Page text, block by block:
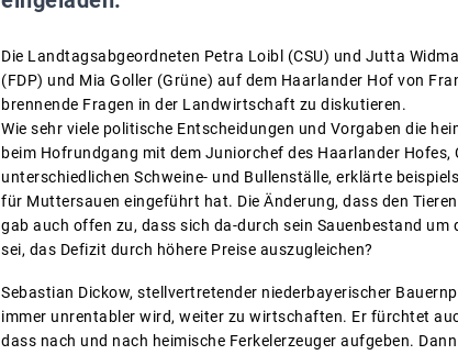
Die Landtagsabgeordneten Petra Loibl (CSU) und Jutta
(FDP) und Mia Goller (Grüne) auf dem Haarlander Hof von
brennende Fragen in der Landwirtschaft zu diskutieren.
Wie sehr viele politische Entscheidungen und Vorgaben die
beim Hofrundgang mit dem Juniorchef des Haarlander
unterschiedlichen Schweine- und Bullenställe, erklärte
für Muttersauen eingeführt hat. Die Änderung, dass den
gab auch offen zu, dass sich da-durch sein Sauenbestand
sei, das Defizit durch höhere Preise auszugleichen?
Sebastian Dickow, stellvertretender niederbayerischer
immer unrentabler wird, weiter zu wirtschaften. Er fürchtet
dass nach und nach heimische Ferkelerzeuger aufgeben.